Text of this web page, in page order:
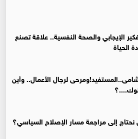
الإيجابي والصحة النفسية.. علاقة تصنع
الحياة
لرجال الأعمال.. وأين
إلى مراجعة مسار الإصلاح السياسي؟